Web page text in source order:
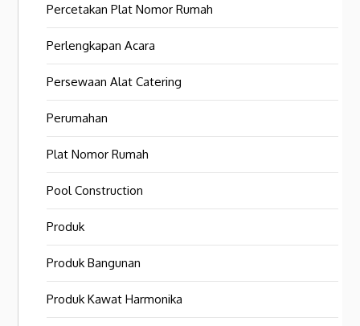
Percetakan Plat Nomor Rumah
Perlengkapan Acara
Persewaan Alat Catering
Perumahan
Plat Nomor Rumah
Pool Construction
Produk
Produk Bangunan
Produk Kawat Harmonika